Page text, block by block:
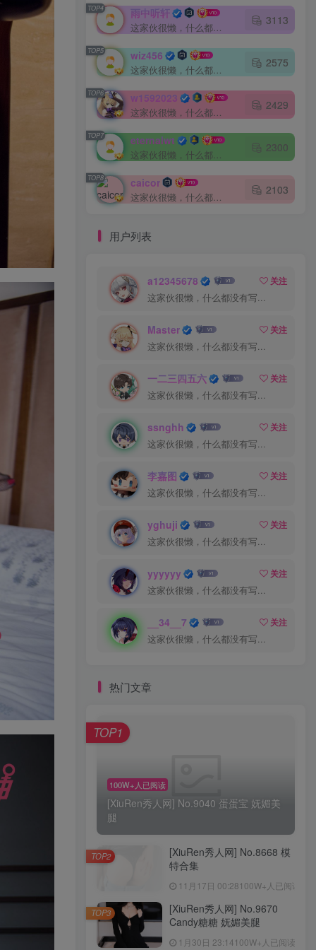
TOP4 雨中听轩
这家伙很懒，什么都没有写...
3113
TOP5 wiz456
这家伙很懒，什么都没有写...
2575
TOP6 w1592023
这家伙很懒，什么都没有写...
2429
TOP7 eternalwt
这家伙很懒，什么都没有写...
2300
TOP8 caicor
这家伙很懒，什么都没有写...
2103
用户列表
a12345678
关注
这家伙很懒，什么都没有写...
Master
关注
这家伙很懒，什么都没有写...
一二三四五六
关注
这家伙很懒，什么都没有写...
ssnghh
关注
这家伙很懒，什么都没有写...
李嘉图
关注
这家伙很懒，什么都没有写...
yghuji
关注
这家伙很懒，什么都没有写...
yyyyyy
关注
这家伙很懒，什么都没有写...
__34__7
关注
这家伙很懒，什么都没有写...
热门文章
100W+人已阅读
[XiuRen秀人网] No.9040 蛋蛋宝 妩媚美
腿
TOP1
[XiuRen秀人网] No.8668 模
特合集
11月17日 00:28 100W+人已阅读
TOP2
[XiuRen秀人网] No.9670
Candy糖糖 妩媚美腿
1月30日 23:14 100W+人已阅读
TOP3